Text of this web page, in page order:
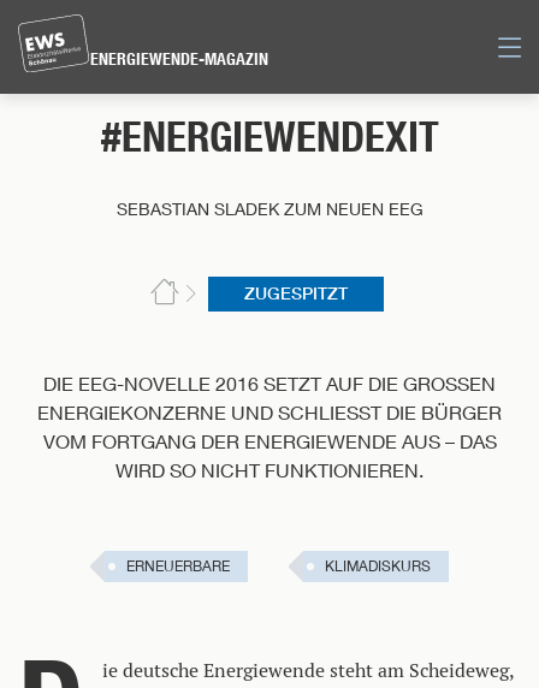
Direkt
zum
Inhalt
der
ENERGIEWENDE-MAGAZIN
#ENERGIEWENDEXIT
SEBASTIAN SLADEK ZUM NEUEN EEG
ZUGESPITZT
DIE EEG-NOVELLE 2016 SETZT AUF DIE GROSSEN E
NERGIEKONZERNE UND SCHLIESST DIE BÜRGER VO
M FORTGANG DER ENERGIEWENDE AUS – DAS WI
RD SO NICHT FUNKTIONIEREN.
ERNEUERBARE KLIMADISKURS
ie deutsche Energiewende steht am Scheideweg,